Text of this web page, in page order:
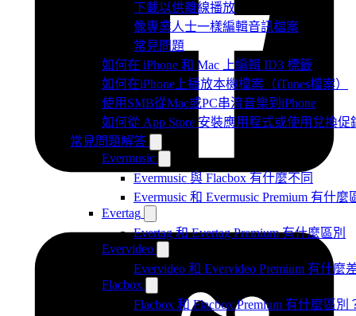
下載以供離線播放
像專業人士一樣編輯音訊檔案
常見問題
如何在 iPhone 和 Mac 上編輯 ID3 標籤
如何在iPhone上播放本機檔案（iTunes檔案）
使用SMB從Mac或PC串流音樂到iPhone
如何從 App Store 安裝應用程式或使用兌換
常見問題解答
Evermusic
Evermusic 與 Flacbox 有什麼不同
Evermusic 和 Evermusic Premium 有什麼
Evertag
Evertag 和 Evertag Premium 有什麼區別
Evervideo
Evervideo 和 Evervideo Premium 有什麼
Flacbox
Flacbox 和 Flacbox Premium 有什麼區別